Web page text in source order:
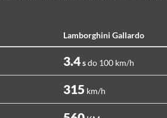
Lamborghini Gallardo
3.4sdo 100 km/h
315 km/h